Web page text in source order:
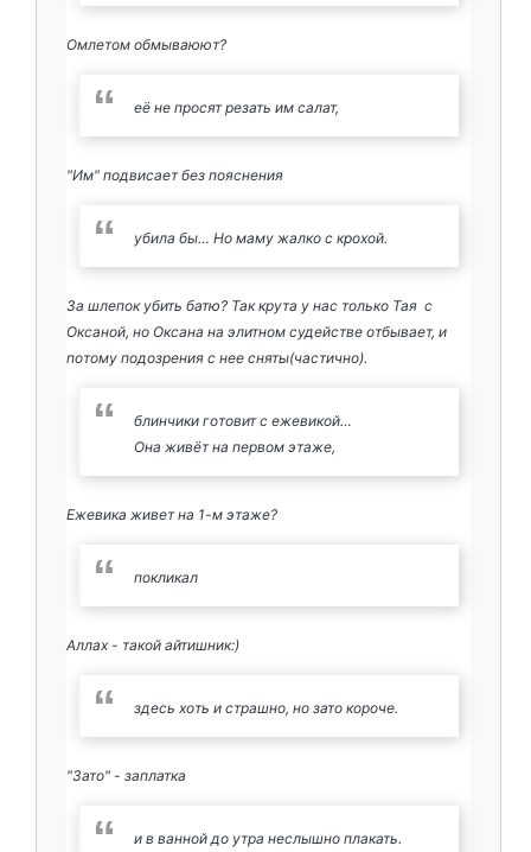
Омлетом обмываюют?
её не просят резать им салат,
"Им" подвисает без пояснения
убила бы… Но маму жалко с крохой.
За шлепок убить батю? Так крута у нас только Тая с
Оксаной, но Оксана на элитном судействе отбывает, и
потому подозрения с нее сняты(частично).
блинчики готовит с ежевикой…
Она живёт на первом этаже,
Ежевика живет на 1-м этаже?
покликал
Аллах - такой айтишник:)
здесь хоть и страшно, но зато короче.
"Зато" - заплатка
и в ванной до утра неслышно плакать.